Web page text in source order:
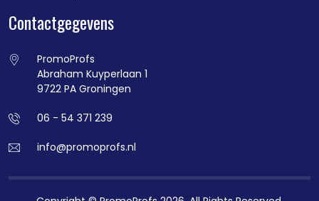
Contactgegevens
PromoProfs
Abraham Kuyperlaan 1
9722 PA Groningen
06 - 54 371 239
info@promoprofs.nl